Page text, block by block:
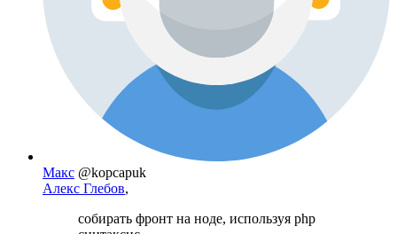
Макс @kopcapuk
Алекс Глебов,
собирать фронт на ноде, используя php